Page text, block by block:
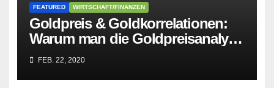
FEATURED WIRTSCHAFT/FINANZEN
Goldpreis & Goldkorrelationen:
Warum man die Goldpreisanalyse
besser Profis überlässt!
FEB. 22, 2020